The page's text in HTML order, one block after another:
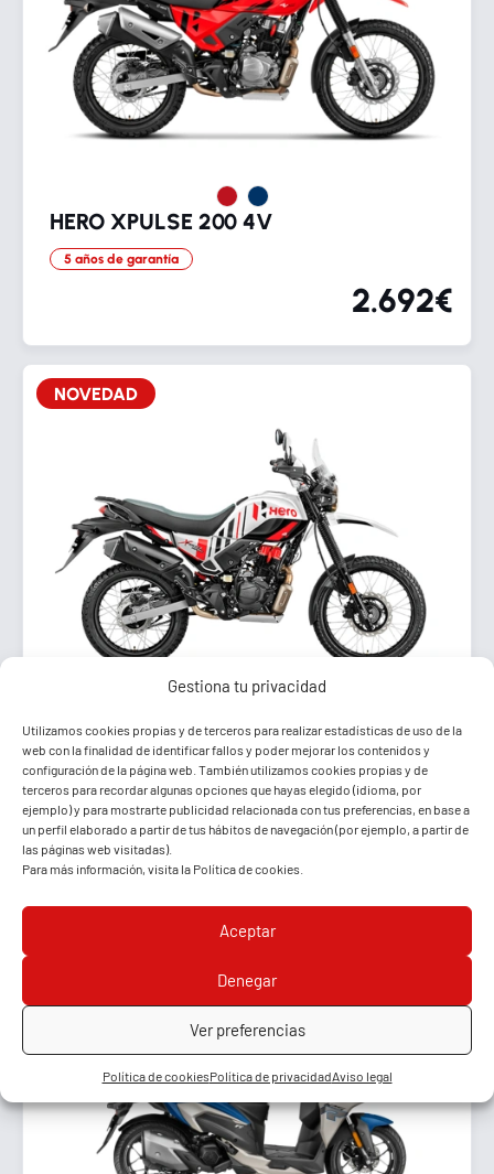
Gestiona tu privacidad
Utilizamos cookies propias y de terceros para realizar estadísticas de uso de la
web con la finalidad de identificar fallos y poder mejorar los contenidos y
configuración de la página web. También utilizamos cookies propias y de
terceros para recordar algunas opciones que hayas elegido (idioma, por
ejemplo) y para mostrarte publicidad relacionada con tus preferencias, en base a
un perfil elaborado a partir de tus hábitos de navegación (por ejemplo, a partir de
las páginas web visitadas).
Para más información, visita laPolítica de cookies
Aceptar
Denegar
Ver preferencias
Política de cookiesPolítica de privacidadAviso legal
HERO XPULSE 200 4V
5 años de garantía
2.692€
NOVEDAD
HERO XPULSE 200 4V PRO
5 años de garantía
2.892€